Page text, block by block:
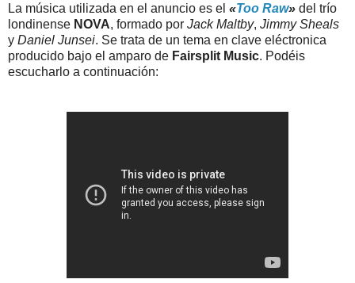
La música utilizada en el anuncio es el «Too Raw» del trío
londinense NOVA, formado por Jack Maltby, Jimmy Sheals
y Daniel Junsei. Se trata de un tema en clave eléctronica
producido bajo el amparo de Fairsplit Music. Podéis
escucharlo a continuación: